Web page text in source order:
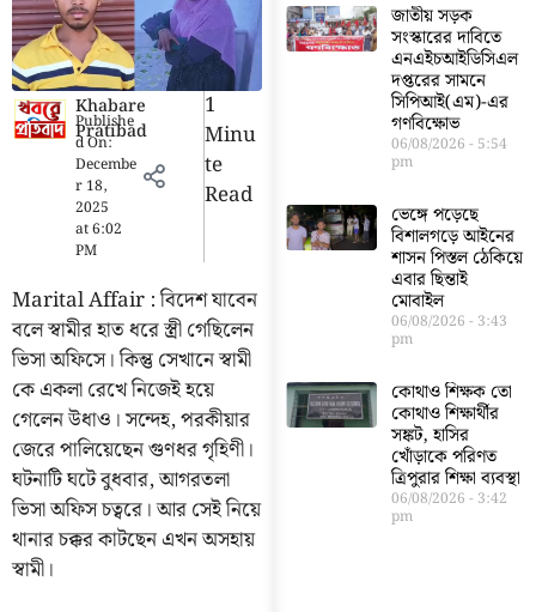
Khabare
Pratibad
Publishe
d On:
Decembe
r 18,
2025
at6:02
PM
1
Minu
Te
Read
Marital Affair : বিদেশ যাবেন
বলে স্বামীর হাত ধরে স্ত্রী গেছিলেন
ভিসা অফিসে। কিন্তু সেখানে স্বামী
কে একলা রেখে নিজেই হয়ে
গেলেন উধাও। সন্দেহ, পরকীয়ার
জেরে পালিয়েছেন গুণধর গৃহিণী।
ঘটনাটি ঘটে বুধবার, আগরতলা
ভিসা অফিস চত্বরে। আর সেই নিয়ে
থানার চক্কর কাটছেন এখন অসহায়
স্বামী।
জাতীয় সড়ক
সংস্কারের দাবিতে
এনএইচআইডিসিএল
দপ্তরের সামনে
সিপিআই(এম)-এর
গণবিক্ষোভ
06/08/2026 5:54
pm
ভেঙ্গে পড়েছে
বিশালগড়ে আইনের
শাসন পিস্তল ঠেকিয়ে
এবার ছিন্তাই
মোবাইল
06/08/2026 3:43
pm
কোথাও শিক্ষক তো
কোথাও শিক্ষার্থীর
সঙ্কট, হাসির
খোঁড়াকে পরিণত
ত্রিপুরার শিক্ষা ব্যবস্থা
06/08/2026 3:42
pm